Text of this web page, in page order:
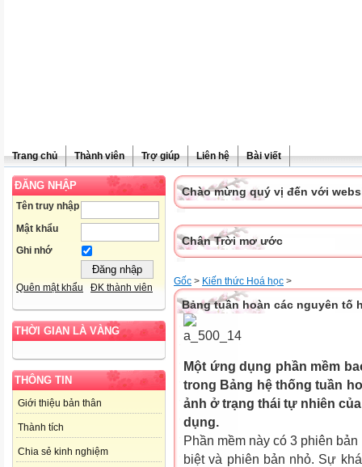
Trang chủ Thành viên Trợ giúp Liên hệ Bài viết
ĐĂNG NHẬP
Tên truy nhập
Mật khẩu
Ghi nhớ
Quên mật khẩu ĐK thành viên
THỜI GIAN LÀ VÀNG
THÔNG TIN
Giới thiệu bản thân
Thành tích
Chia sẻ kinh nghiệm
Chào mừng quý vị đến với
Chân Trời mơ ước
Gốc > Kiến thức Hoá học >
Bảng tuần hoàn các nguyên tố
Một ứng dụng phần mềm
trong Bảng hệ thống tuần
ảnh ở trạng thái tự nhiên
dụng.
Phần mềm này có 3 phiên
biệt và phiên bản nhỏ. Sự